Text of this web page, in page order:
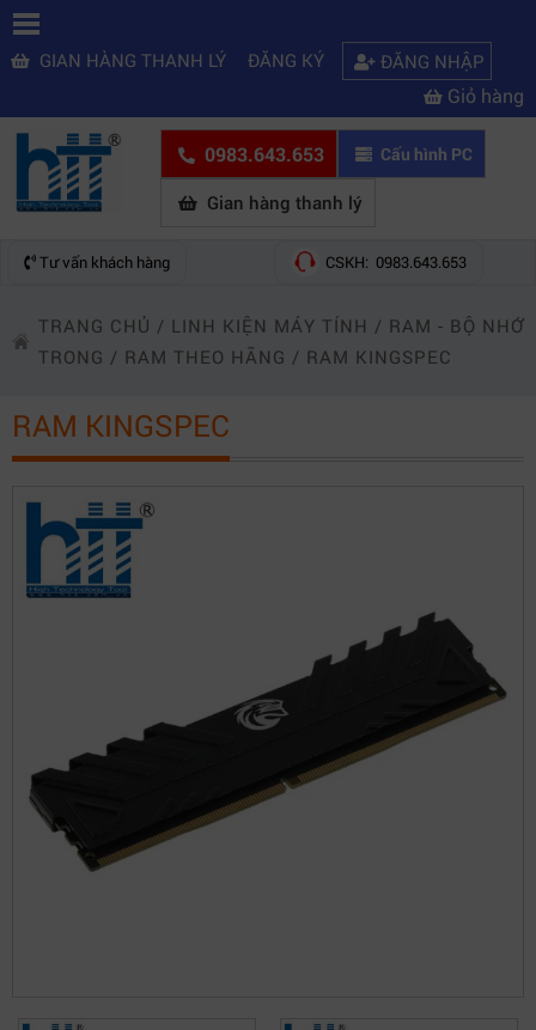
GIAN HÀNG THANH LÝ ĐĂNG KÝ ĐĂNG NHẬP
Giỏ hàng
0983.643.653 Cấu hình PC
Gian hàng thanh lý
Tư vấn khách hàng CSKH: 0983.643.653
TRANG CHỦ / LINH KIỆN MÁY TÍNH / RAM - BỘ NHỚ
TRONG / RAM THEO HÃNG / RAM KINGSPEC
RAM KINGSPEC